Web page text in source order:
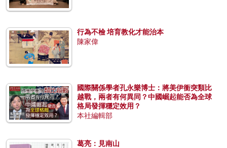
行為不檢 培育教化才能治本
陳家偉
國際關係學者孔永樂博士：將美伊衝突類比
越戰，兩者有何異同？中國崛起能否為全球
格局發揮穩定效用？
本社編輯部
葛亮：見南山